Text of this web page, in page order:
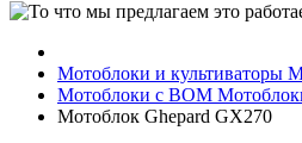
Мотоблоки и культиваторы
Мотоблоки с ВОМ
Мотоблок Ghepard GX270